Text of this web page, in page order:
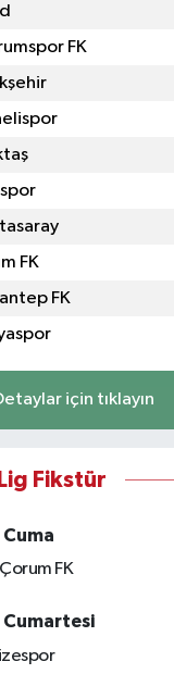
FK
FK
FK
için tıklayın
Fikstür
FK
Cumartesi